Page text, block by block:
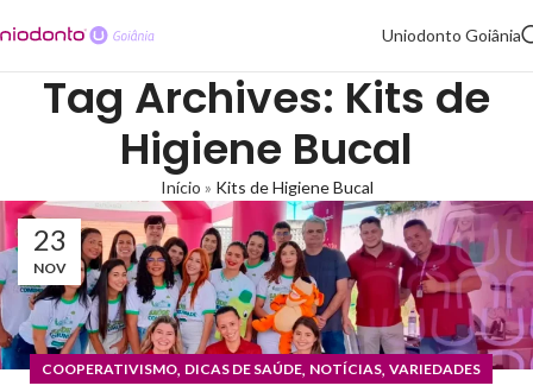
Uniodonto Goiânia
Tag Archives: Kits de
Higiene Bucal
Início » Kits de Higiene Bucal
23
NOV
COOPERATIVISMO, DICAS DE SAÚDE, NOTÍCIAS, VARIEDADES